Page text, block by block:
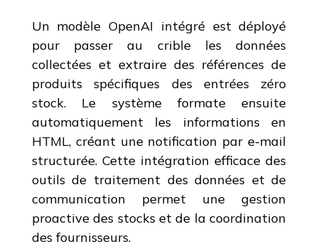
Un modèle OpenAI intégré est déployé
pour passer au crible les données
collectées et extraire des références de
produits spécifiques des entrées zéro
stock. Le système formate ensuite
automatiquement les informations en
HTML, créant une notification par e-mail
structurée. Cette intégration efficace des
outils de traitement des données et de
communication permet une gestion
proactive des stocks et de la coordination
des fournisseurs.